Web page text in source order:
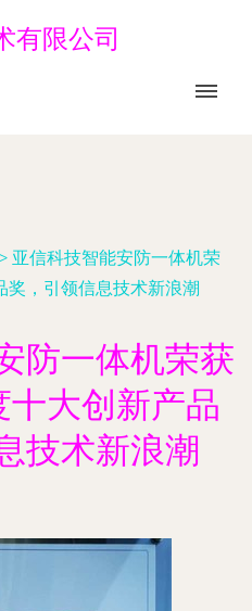
有限公司
> 亚信科技智能安防一体机荣
奖，引领信息技术新浪潮
防一体机荣获
大创新产品
技术新浪潮